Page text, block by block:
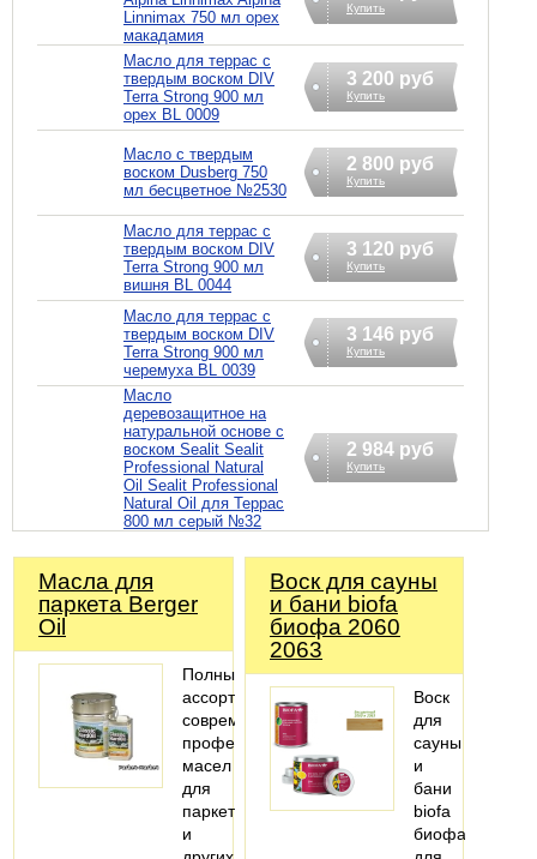
Linnimax 750 мл орех
макадамия
Купить
Масло для террас с
твердым воском DIV
Terra Strong 900 мл
орех BL 0009
3 200 руб
Купить
Масло с твердым
воском Dusberg 750
мл бесцветное №2530
2 800 руб
Купить
Масло для террас с
твердым воском DIV
Terra Strong 900 мл
вишня BL 0044
3 120 руб
Купить
Масло для террас с
твердым воском DIV
Terra Strong 900 мл
черемуха BL 0039
3 146 руб
Купить
Масло
деревозащитное на
натуральной основе с
воском Sealit Sealit
Professional Natural
Oil Sealit Professional
Natural Oil для Террас
800 мл серый №32
2 984 руб
Купить
Масла для
паркета Berger
Oil
Полный
ассортимент
современных
профессиональных
масел
для
паркета
и
Воск для сауны
и бани biofa
биофа 2060
2063
Воск
для
сауны
и
бани
biofa
биофа